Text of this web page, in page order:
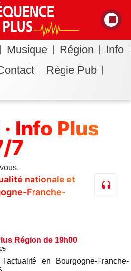
Musique Région
Info
Régie Pub
Info Plus
7
nationale et
Franche-
Région de 19h00
l'actualité en Bourgogne-Franche-